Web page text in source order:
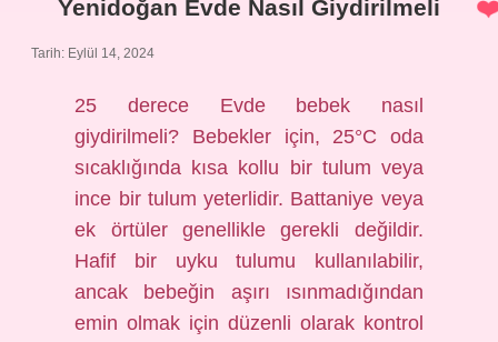
Yenidoğan Evde Nasıl Giydirilmeli
Tarih: Eylül 14, 2024
25 derece Evde bebek nasıl
giydirilmeli? Bebekler için, 25°C oda
sıcaklığında kısa kollu bir tulum veya
ince bir tulum yeterlidir. Battaniye veya
ek örtüler genellikle gerekli değildir.
Hafif bir uyku tulumu kullanılabilir,
ancak bebeğin aşırı ısınmadığından
emin olmak için düzenli olarak kontrol